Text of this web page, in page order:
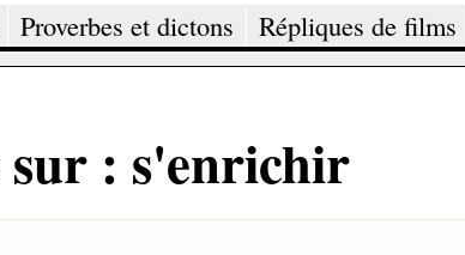
Proverbes et dictons Répliques de films
: s'enrichir